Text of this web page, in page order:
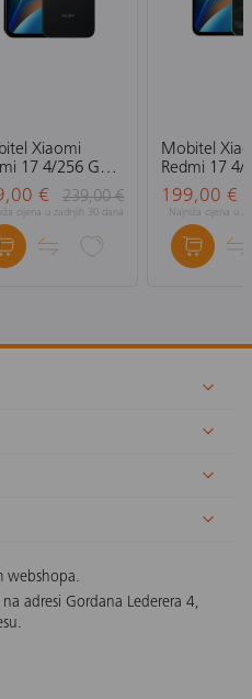
Xiaomi
17 4/256 GB,
€ 239,00 €
cijena u zadnjih 30 dana
Mobitel
Redmi 17 4/
zeleni
199,00 €
Najniža cijena u
webshopa.
adresi Gordana Lederera 4,